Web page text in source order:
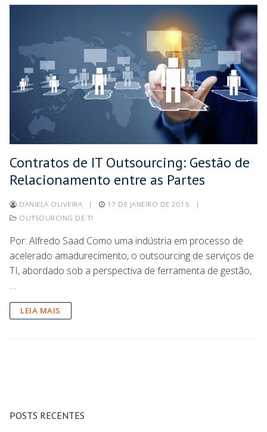
Contratos de IT Outsourcing: Gestão de
Relacionamento entre as Partes
DANIELA OLIVEIRA | 17 DE JANEIRO DE 2015
|
OUTSOURCING DE TI
Por: Alfredo Saad Como uma indústria em processo de
acelerado amadurecimento, o outsourcing de serviços de
TI, abordado sob a perspectiva de ferramenta de gestão,
…
LEIA MAIS
POSTS RECENTES